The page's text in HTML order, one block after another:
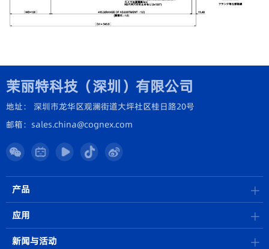
茉丽特科技（深圳）有限公司
地址： 深圳市龙华区观澜街道大坪社区桂日路20号
邮箱：sales.china@cognex.com
产品
应用
新闻与活动